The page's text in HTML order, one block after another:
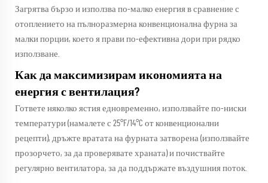
Загрятва бързо и използва по-малко енергия в сравнение с
отоплението на пълноразмерна конвенционална фурна за
малки порции, което я прави по-ефективна дори при рядко
използване.
Как да максимизирам икономията на
енергия с вентилация?
Гответе няколко ястия едновременно, използвайте по-ниски
температури (намалете с 25°F/14°C от конвенционални
рецепти), дръжте вратата на фурната затворена (използвайте
прозорчето, за да проверявате храната) и почиствайте
регулярно вентилатора, за да поддържате въздушния поток.